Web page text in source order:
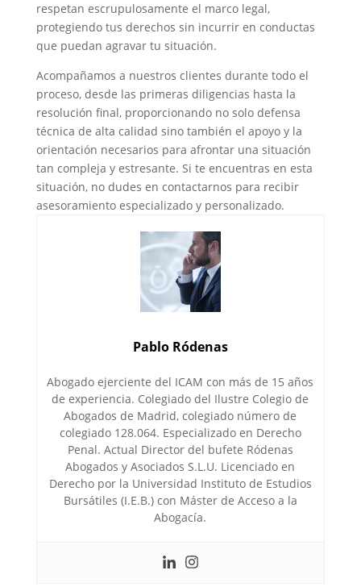
respetan escrupulosamente el marco legal,
protegiendo tus derechos sin incurrir en conductas
que puedan agravar tu situación.
Acompañamos a nuestros clientes durante todo el
proceso, desde las primeras diligencias hasta la
resolución final, proporcionando no solo defensa
técnica de alta calidad sino también el apoyo y la
orientación necesarios para afrontar una situación
tan compleja y estresante. Si te encuentras en esta
situación, no dudes en contactarnos para recibir
asesoramiento especializado y personalizado.
Pablo Ródenas
Abogado ejerciente del ICAM con más de 15 años
de experiencia. Colegiado del Ilustre Colegio de
Abogados de Madrid, colegiado número de
colegiado 128.064. Especializado en Derecho
Penal. Actual Director del bufete Ródenas
Abogados y Asociados S.L.U. Licenciado en
Derecho por la Universidad Instituto de Estudios
Bursátiles (I.E.B.) con Máster de Acceso a la
Abogacía.